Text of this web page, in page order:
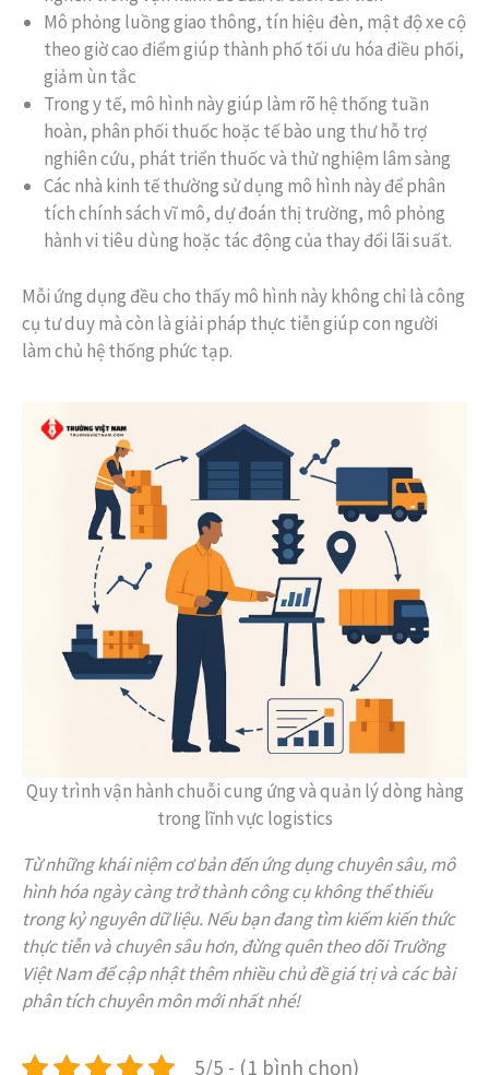
Mô phỏng luồng giao thông, tín hiệu đèn, mật độ xe cộ
theo giờ cao điểm giúp thành phố tối ưu hóa điều phối,
giảm ùn tắc
Trong y tế, mô hình này giúp làm rõ hệ thống tuần
hoàn, phân phối thuốc hoặc tế bào ung thư hỗ trợ
nghiên cứu, phát triển thuốc và thử nghiệm lâm sàng
Các nhà kinh tế thường sử dụng mô hình này để phân
tích chính sách vĩ mô, dự đoán thị trường, mô phỏng
hành vi tiêu dùng hoặc tác động của thay đổi lãi suất.
Mỗi ứng dụng đều cho thấy mô hình này không chỉ là công
cụ tư duy mà còn là giải pháp thực tiễn giúp con người
làm chủ hệ thống phức tạp.
Quy trình vận hành chuỗi cung ứng và quản lý dòng hàng
trong lĩnh vực logistics
Từ những khái niệm cơ bản đến ứng dụng chuyên sâu, mô
hình hóa ngày càng trở thành công cụ không thể thiếu
trong kỷ nguyên dữ liệu. Nếu bạn đang tìm kiếm kiến thức
thực tiễn và chuyên sâu hơn, đừng quên theo dõi Trường
Việt Nam để cập nhật thêm nhiều chủ đề giá trị và các bài
phân tích chuyên môn mới nhất nhé!
5/5 - (1 bình chọn)